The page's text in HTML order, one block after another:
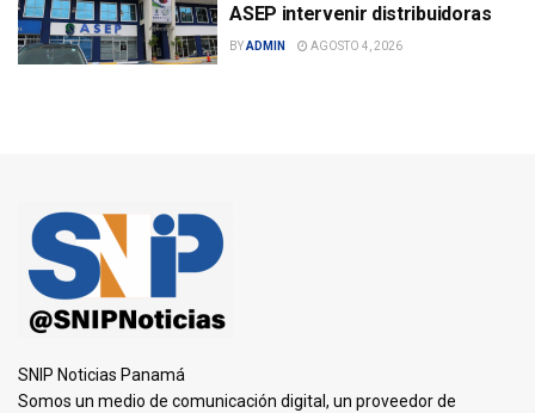
ASEP intervenir distribuidoras
BYADMIN AGOSTO 4, 2026
SNIP Noticias Panamá
Somos un medio de comunicación digital, un proveedor de